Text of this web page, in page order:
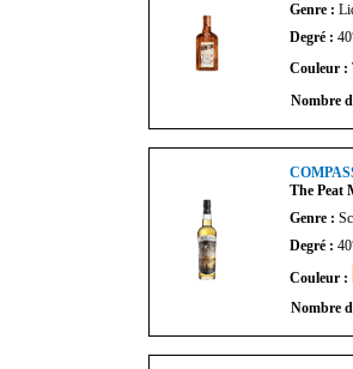
Genre :
Degré :
Couleur :
Nombre
The Peat
Genre :
Degré :
Couleur :
Nombre